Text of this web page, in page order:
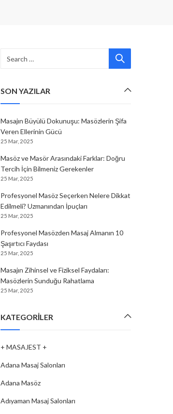
SON YAZILAR
Masajın Büyülü Dokunuşu: Masözlerin Şifa
Veren Ellerinin Gücü
25 Mar, 2025
Masöz ve Masör Arasındaki Farklar: Doğru
Tercih İçin Bilmeniz Gerekenler
25 Mar, 2025
Profesyonel Masöz Seçerken Nelere Dikkat
Edilmeli? Uzmanından İpuçları
25 Mar, 2025
Profesyonel Masözden Masaj Almanın 10
Şaşırtıcı Faydası
25 Mar, 2025
Masajın Zihinsel ve Fiziksel Faydaları:
Masözlerin Sunduğu Rahatlama
25 Mar, 2025
KATEGORILER
+ MASAJEST +
Adana Masaj Salonları
Adana Masöz
Adıyaman Masaj Salonları